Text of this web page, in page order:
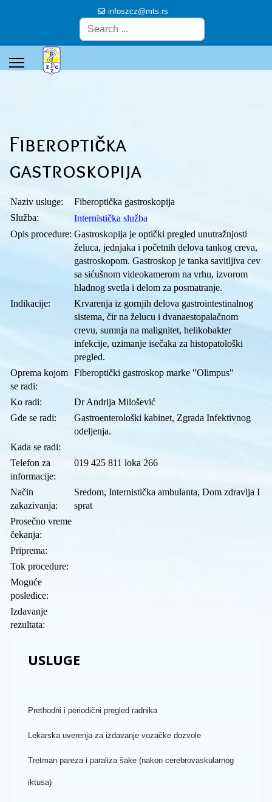
infoszcz@mts.rs
Fiberoptička
gastroskopija
Naziv usluge:
Fiberoptička gastroskopija
Služba:
Internistička služba
Opis procedure: Gastroskopija je optički pregled unutražnjosti
želuca, jednjaka i početnih delova tankog creva,
gastroskopom. Gastroskop je tanka savitljiva cev
sa sićušnom videokamerom na vrhu, izvorom
hladnog svetla i delom za posmatranje.
Indikacije:
Krvarenja iz gornjih delova gastrointestinalnog
sistema, čir na želucu i dvanaestopalačnom
crevu, sumnja na malignitet, helikobakter
infekcije, uzimanje isečaka za histopatološki
pregled.
Oprema kojom
se radi:
Fiberoptički gastroskop marke "Olimpus"
Ko radi:
Dr Andrija Milošević
Gde se radi:
Gastroenterološki kabinet, Zgrada Infektivnog
odeljenja.
Kada se radi:
Telefon za
informacije:
019 425 811 loka 266
Način
zakazivanja:
Sredom, Internistička ambulanta, Dom zdravlja I
sprat
Prosečno vreme
čekanja:
Priprema:
Tok procedure:
Moguće
posledice:
Izdavanje
rezultata:
USLUGE
Prethodni i periodični pregled radnika
Lekarska uverenja za izdavanje vozačke dozvole
Tretman pareza i paraliza šake (nakon cerebrovaskularnog
iktusa)